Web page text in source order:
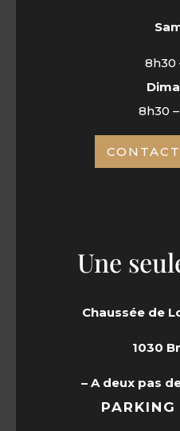
8h30
8h30
Une
Chaussée de
1030
– A deux pas